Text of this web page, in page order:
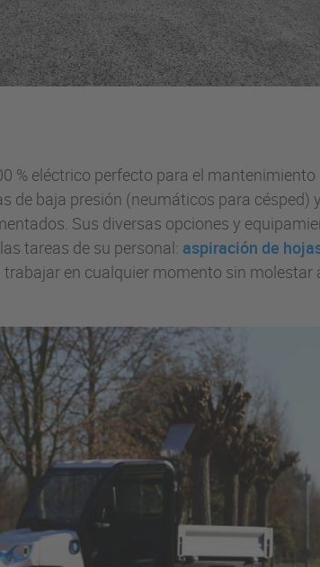
% eléctrico perfecto para el mantenimiento
de baja presión (neumáticos para césped)
Sus diversas opciones y
tareas de su personal: aspiración de
en cualquier momento sin molestar